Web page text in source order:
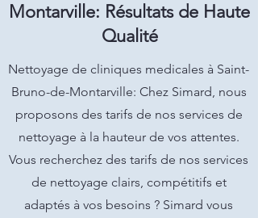
Montarville: Résultats de Haute
Qualité
Nettoyage de cliniques medicales à Saint-
Bruno-de-Montarville: Chez Simard, nous
proposons des tarifs de nos services de
nettoyage à la hauteur de vos attentes.
Vous recherchez des tarifs de nos services
de nettoyage clairs, compétitifs et
adaptés à vos besoins ? Simard vous